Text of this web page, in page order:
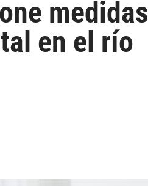
medidas
en el río